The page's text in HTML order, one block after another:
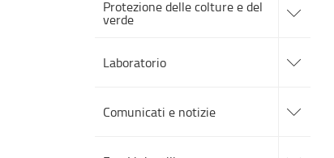
Protezione delle colture e del
verde
alle
sotto
Laboratorio
alle
sotto
Comunicati e notizie
alle
sotto